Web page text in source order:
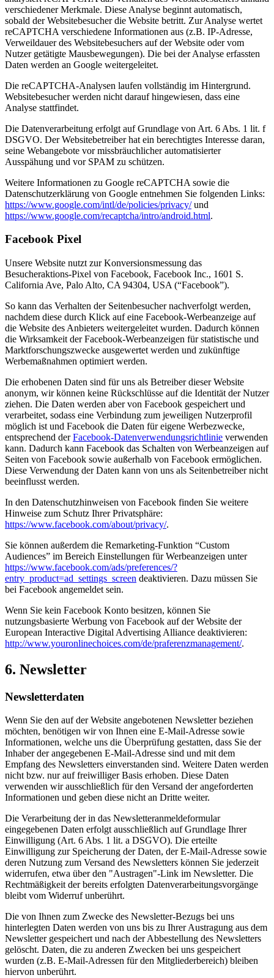
verschiedener Merkmale. Diese Analyse beginnt automatisch,
sobald der Websitebesucher die Website betritt. Zur Analyse wertet
reCAPTCHA verschiedene Informationen aus (z.B. IP-Adresse,
Verweildauer des Websitebesuchers auf der Website oder vom
Nutzer getätigte Mausbewegungen). Die bei der Analyse erfassten
Daten werden an Google weitergeleitet.
Die reCAPTCHA-Analysen laufen vollständig im Hintergrund.
Websitebesucher werden nicht darauf hingewiesen, dass eine
Analyse stattfindet.
Die Datenverarbeitung erfolgt auf Grundlage von Art. 6 Abs. 1 lit. f
DSGVO. Der Websitebetreiber hat ein berechtigtes Interesse daran,
seine Webangebote vor missbräuchlicher automatisierter
Ausspähung und vor SPAM zu schützen.
Weitere Informationen zu Google reCAPTCHA sowie die
Datenschutzerklärung von Google entnehmen Sie folgenden Links:
https://www.google.com/intl/de/policies/privacy/und
https://www.google.com/recaptcha/intro/android.html.
Facebook Pixel
Unsere Website nutzt zur Konversionsmessung das
Besucheraktions-Pixel von Facebook, Facebook Inc., 1601 S.
California Ave, Palo Alto, CA 94304, USA (“Facebook”).
So kann das Verhalten der Seitenbesucher nachverfolgt werden,
nachdem diese durch Klick auf eine Facebook-Werbeanzeige auf
die Website des Anbieters weitergeleitet wurden. Dadurch können
die Wirksamkeit der Facebook-Werbeanzeigen für statistische und
Marktforschungszwecke ausgewertet werden und zukünftige
Werbemaßnahmen optimiert werden.
Die erhobenen Daten sind für uns als Betreiber dieser Website
anonym, wir können keine Rückschlüsse auf die Identität der Nutzer
ziehen. Die Daten werden aber von Facebook gespeichert und
verarbeitet, sodass eine Verbindung zum jeweiligen Nutzerprofil
möglich ist und Facebook die Daten für eigene Werbezwecke,
entsprechend derFacebook-Datenverwendungsrichtlinie verwenden
kann. Dadurch kann Facebook das Schalten von Werbeanzeigen auf
Seiten von Facebook sowie außerhalb von Facebook ermöglichen.
Diese Verwendung der Daten kann von uns als Seitenbetreiber nicht
beeinflusst werden.
In den Datenschutzhinweisen von Facebook finden Sie weitere
Hinweise zum Schutz Ihrer Privatsphäre:
https://www.facebook.com/about/privacy/.
Sie können außerdem die Remarketing-Funktion “Custom
Audiences” im Bereich Einstellungen für Werbeanzeigen unter
https://www.facebook.com/ads/preferences/?
entry_product=ad_settings_screen deaktivieren. Dazu müssen Sie
bei Facebook angemeldet sein.
Wenn Sie kein Facebook Konto besitzen, können Sie
nutzungsbasierte Werbung von Facebook auf der Website der
European Interactive Digital Advertising Alliance deaktivieren:
http://www.youronlinechoices.com/de/praferenzmanagement/.
6. Newsletter
Newsletterdaten
Wenn Sie den auf der Website angebotenen Newsletter beziehen
möchten, benötigen wir von Ihnen eine E-Mail-Adresse sowie
Informationen, welche uns die Überprüfung gestatten, dass Sie der
Inhaber der angegebenen E-Mail-Adresse sind und mit dem
Empfang des Newsletters einverstanden sind. Weitere Daten werden
nicht bzw. nur auf freiwilliger Basis erhoben. Diese Daten
verwenden wir ausschließlich für den Versand der angeforderten
Informationen und geben diese nicht an Dritte weiter.
Die Verarbeitung der in das Newsletteranmeldeformular
eingegebenen Daten erfolgt ausschließlich auf Grundlage Ihrer
Einwilligung (Art. 6 Abs. 1 lit. a DSGVO). Die erteilte
Einwilligung zur Speicherung der Daten, der E-Mail-Adresse sowie
deren Nutzung zum Versand des Newsletters können Sie jederzeit
widerrufen, etwa über den "Austragen"-Link im Newsletter. Die
Rechtmäßigkeit der bereits erfolgten Datenverarbeitungsvorgänge
bleibt vom Widerruf unberührt.
Die von Ihnen zum Zwecke des Newsletter-Bezugs bei uns
hinterlegten Daten werden von uns bis zu Ihrer Austragung aus dem
Newsletter gespeichert und nach der Abbestellung des Newsletters
gelöscht. Daten, die zu anderen Zwecken bei uns gespeichert
wurden (z.B. E-Mail-Adressen für den Mitgliederbereich) bleiben
hiervon unberührt.